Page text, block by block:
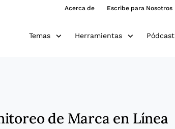
Acerca de Escribe para Nosotros
Temas Herramientas Pódcast
de Marca en Línea